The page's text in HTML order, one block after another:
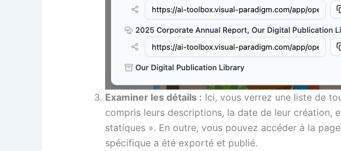
Examiner les détails : Ici, vous verrez une liste de
compris leurs descriptions, la date de leur création,
statiques ». En outre, vous pouvez accéder à la
spécifique a été exporté et publié.